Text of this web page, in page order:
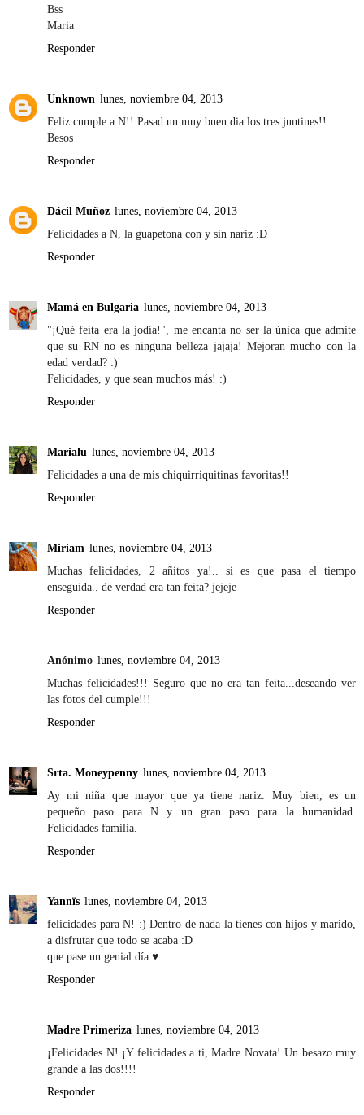
Bss
Maria
Responder
Unknown lunes, noviembre 04, 2013
Feliz cumple a N!! Pasad un muy buen dia los tres juntines!!
Besos
Responder
Dácil Muñoz lunes, noviembre 04, 2013
Felicidades a N, la guapetona con y sin nariz :D
Responder
Mamá en Bulgaria lunes, noviembre 04, 2013
"¡Qué feíta era la jodía!", me encanta no ser la única que admite
que su RN no es ninguna belleza jajaja! Mejoran mucho con la
edad verdad? :)
Felicidades, y que sean muchos más! :)
Responder
Marialu lunes, noviembre 04, 2013
Felicidades a una de mis chiquirriquitinas favoritas!!
Responder
Miriam lunes, noviembre 04, 2013
Muchas felicidades, 2 añitos ya!.. si es que pasa el tiempo
enseguida.. de verdad era tan feita? jejeje
Responder
Anónimo lunes, noviembre 04, 2013
Muchas felicidades!!! Seguro que no era tan feita...deseando ver
las fotos del cumple!!!
Responder
Srta. Moneypenny lunes, noviembre 04, 2013
Ay mi niña que mayor que ya tiene nariz. Muy bien, es un
pequeño paso para N y un gran paso para la humanidad.
Felicidades familia.
Responder
Yannïs lunes, noviembre 04, 2013
felicidades para N! :) Dentro de nada la tienes con hijos y marido,
a disfrutar que todo se acaba :D
que pase un genial día ♥
Responder
Madre Primeriza lunes, noviembre 04, 2013
¡Felicidades N! ¡Y felicidades a ti, Madre Novata! Un besazo muy
grande a las dos!!!!
Responder